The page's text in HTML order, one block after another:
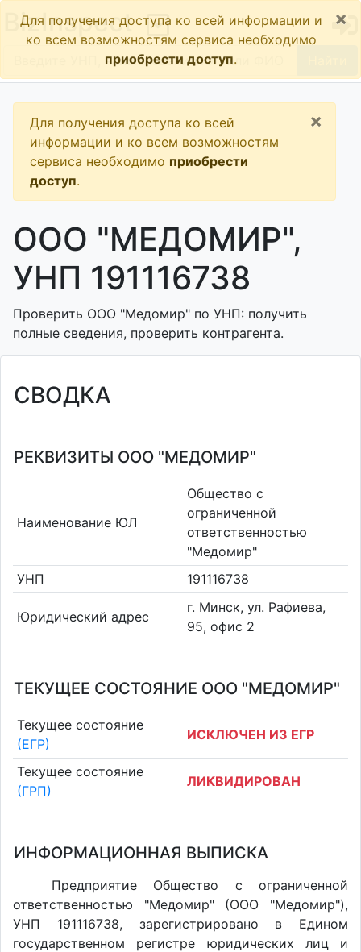
BizInspect
Для получения доступа ко всей информации и
ко всем возможностям сервиса необходимо
приобрести доступ.
×
Для получения доступа ко всей
информации и ко всем возможностям
сервиса необходимо приобрести
доступ.
×
ООО "МЕДОМИР",
УНП 191116738
Проверить ООО "Медомир" по УНП: получить
полные сведения, проверить контрагента.
СВОДКА
РЕКВИЗИТЫ ООО "МЕДОМИР"
Наименование ЮЛ
Общество с
ограниченной
ответственностью
"Медомир"
УНП
191116738
Юридический адрес
г. Минск, ул. Рафиева,
95, офис 2
ТЕКУЩЕЕ СОСТОЯНИЕ ООО "МЕДОМИР"
Текущее состояние
(ЕГР)
ИСКЛЮЧЕН ИЗ ЕГР
Текущее состояние
(ГРП)
ЛИКВИДИРОВАН
ИНФОРМАЦИОННАЯ ВЫПИСКА
Предприятие Общество с ограниченной
ответственностью "Медомир" (ООО "Медомир"),
УНП 191116738, зарегистрировано в Едином
государственном регистре юридических лиц и